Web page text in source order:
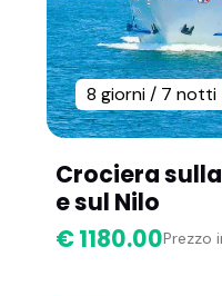
8 giorni / 7 notti
Crociera
e sul Nilo
€ 1180.00Prezzo